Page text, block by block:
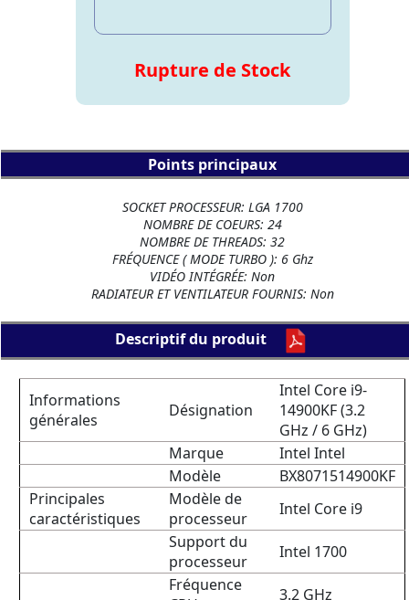
Rupture de Stock
Points principaux
SOCKET PROCESSEUR: LGA 1700
NOMBRE DE COEURS: 24
NOMBRE DE THREADS: 32
FRÉQUENCE ( MODE TURBO ): 6 Ghz
VIDÉO INTÉGRÉE: Non
RADIATEUR ET VENTILATEUR FOURNIS: Non
Descriptif du produit
Informations
générales
Désignation
Intel Core i9-
14900KF (3.2
GHz / 6 GHz)
Marque
Intel Intel
Modèle
BX8071514900KF
Principales
caractéristiques
Modèle de
processeur
Intel Core i9
Support du
processeur
Intel 1700
Fréquence
3.2 GHz